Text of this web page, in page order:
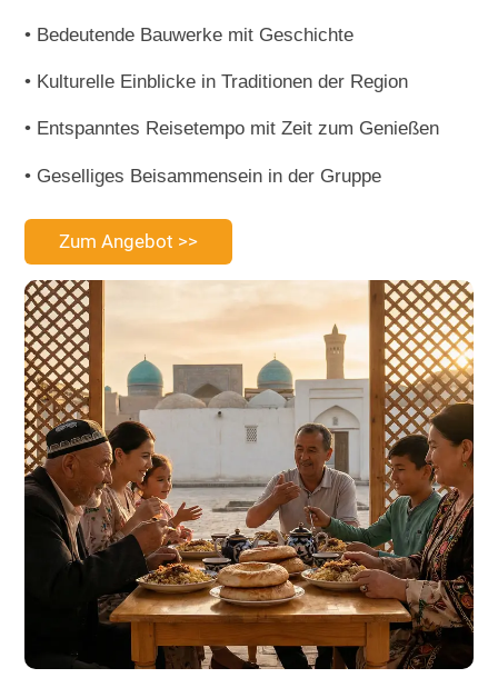
• Bedeutende Bauwerke mit Geschichte
• Kulturelle Einblicke in Traditionen der Region
• Entspanntes Reisetempo mit Zeit zum Genießen
• Geselliges Beisammensein in der Gruppe
Zum Angebot >>